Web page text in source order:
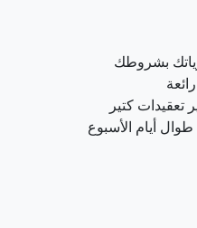
بشروطك
تعقيدات كتير
أيام الأسبوع